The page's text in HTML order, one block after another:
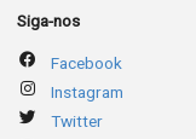
Siga-nos
Facebook
Instagram
Twitter